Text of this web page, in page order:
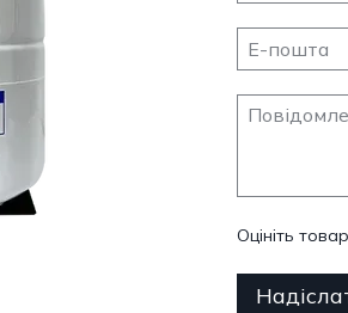
Оцініть товар